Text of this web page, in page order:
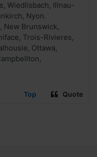
Wiedlisbach, Illnau-
Nyon.
New Brunswick,
Trois-Rivieres,
Ottawa,
Top Quote